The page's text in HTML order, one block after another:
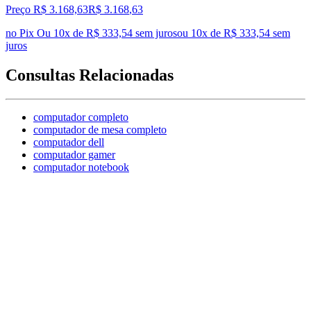
Preço R$ 3.168,63R$ 3.168,63
no Pix Ou 10x de R$ 333,54 sem jurosou 10x de R$ 333,54 sem
juros
Consultas Relacionadas
computador completo
computador de mesa completo
computador dell
computador gamer
computador notebook